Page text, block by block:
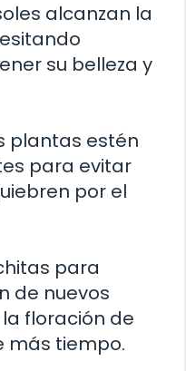
alcanzan la
su belleza y
plantas estén
para evitar
por el
para
de nuevos
floración de
más tiempo.